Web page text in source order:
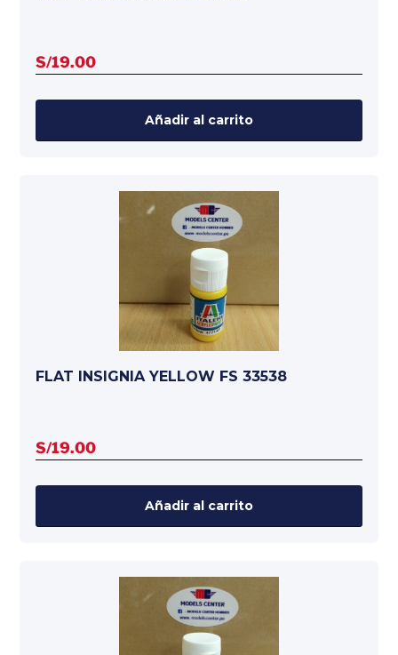
S/19.00
Añadir al carrito
FLAT INSIGNIA YELLOW FS 33538
S/19.00
Añadir al carrito